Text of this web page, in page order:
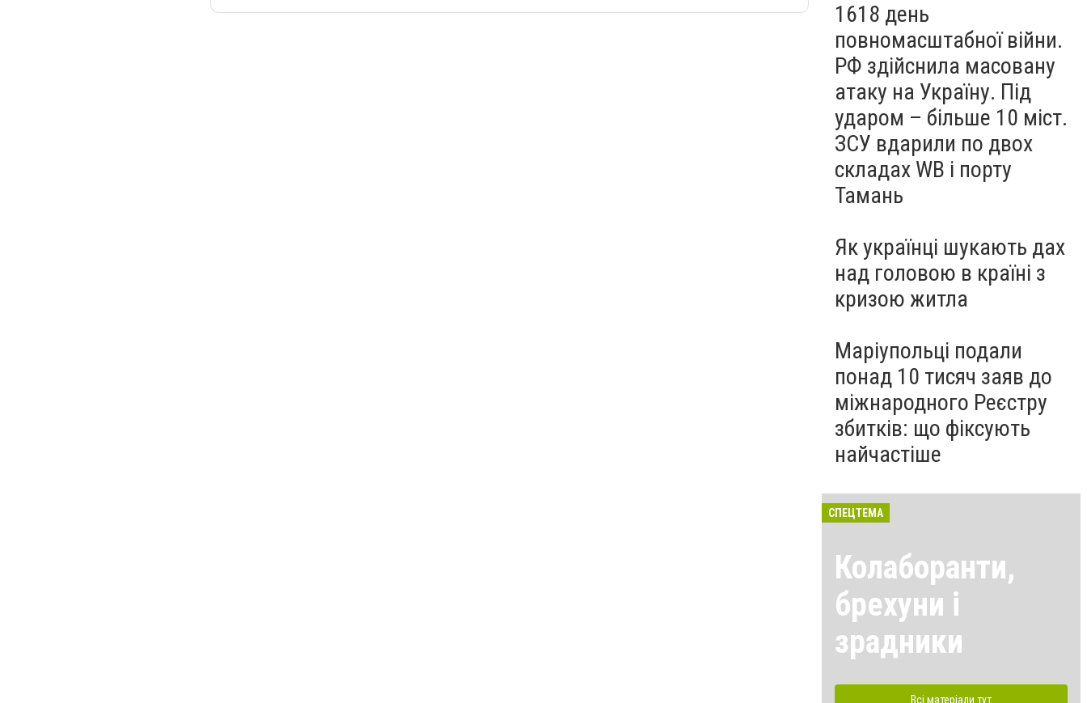
1618 день
повномасштабної війни.
РФ здійснила масовану
атаку на Україну. Під
ударом – більше 10 міст.
ЗСУ вдарили по двох
складах WB і порту
Тамань
Як українці шукають дах
над головою в країні з
кризою житла
Маріупольці подали
понад 10 тисяч заяв до
міжнародного Реєстру
збитків: що фіксують
найчастіше
СПЕЦТЕМА
Колаборанти,
брехуни і
зрадники
Всі матеріали тут